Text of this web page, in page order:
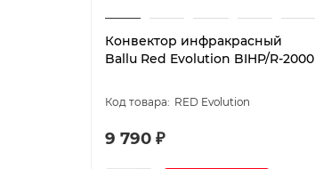
Конвектор инфракрасный
Ballu Red Evolution BIHP/R-2000
RED Evolution
9 790 ₽